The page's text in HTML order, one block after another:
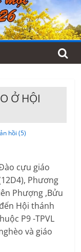
Ở HỘI
hồi (5)
cựu giáo
Phương
Phượng ,Bửu
Hội thánh
P9 -TPVL
và giáo